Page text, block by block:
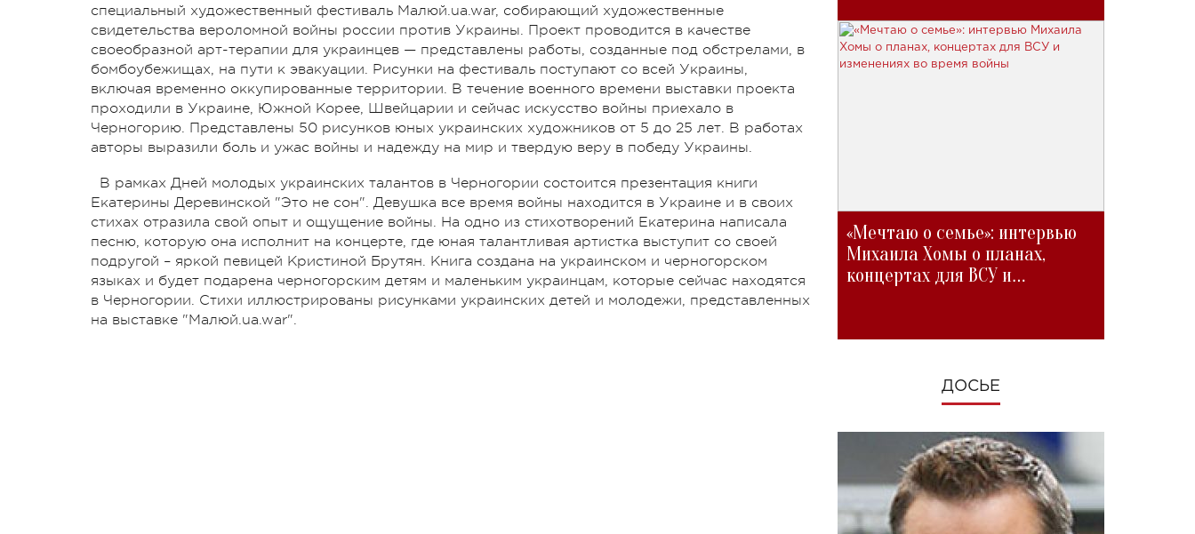
специальный художественный фестиваль Малюй.ua.war, собирающий художественные
свидетельства вероломной войны россии против Украины. Проект проводится в качестве
своеобразной арт-терапии для украинцев — представлены работы, созданные под обстрелами, в
бомбоубежищах, на пути к эвакуации. Рисунки на фестиваль поступают со всей Украины,
включая временно оккупированные территории. В течение военного времени выставки проекта
проходили в Украине, Южной Корее, Швейцарии и сейчас искусство войны приехало в
Черногорию. Представлены 50 рисунков юных украинских художников от 5 до 25 лет. В работах
авторы выразили боль и ужас войны и надежду на мир и твердую веру в победу Украины.
В рамках Дней молодых украинских талантов в Черногории состоится презентация книги
Екатерины Деревинской "Это не сон". Девушка все время войны находится в Украине и в своих
стихах отразила свой опыт и ощущение войны. На одно из стихотворений Екатерина написала
песню, которую она исполнит на концерте, где юная талантливая артистка выступит со своей
подругой – яркой певицей Кристиной Брутян. Книга создана на украинском и черногорском
языках и будет подарена черногорским детям и маленьким украинцам, которые сейчас находятся
в Черногории. Стихи иллюстрированы рисунками украинских детей и молодежи, представленных
на выставке "Малюй.ua.war".
«Мечтаю о семье»: интервью
Михаила Хомы о планах,
концертах для ВСУ и
ДОСЬЕ